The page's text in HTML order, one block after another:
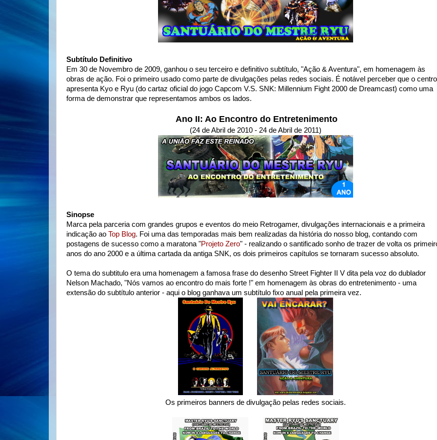
Subtítulo Definitivo
Em 30 de Novembro de 2009, ganhou o seu terceiro e definitivo subtítulo, "Ação & Aventura", em homenagem às
obras de ação. Foi o primeiro usado como parte de divulgações pelas redes sociais. É notável perceber que o centro
apresenta Kyo e Ryu (do cartaz oficial do jogo Capcom V.S. SNK: Millennium Fight 2000 de Dreamcast) como uma
forma de demonstrar que representamos ambos os lados.
Ano II: Ao Encontro do Entretenimento
(24 de Abril de 2010 - 24 de Abril de 2011)
Sinopse
Marca pela parceria com grandes grupos e eventos do meio Retrogamer, divulgações internacionais e a primeira
indicação ao Top Blog. Foi uma das temporadas mais bem realizadas da história do nosso blog, contando com
postagens de sucesso como a maratona "Projeto Zero" - realizando o santificado sonho de trazer de volta os
anos do ano 2000 e a última cartada da antiga SNK, os dois primeiros capítulos se tornaram sucesso absoluto.
O tema do subtitulo era uma homenagem a famosa frase do desenho Street Fighter II V dita pela voz do dublador
Nelson Machado, "Nós vamos ao encontro do mais forte !" em homenagem às obras do entretenimento - uma
extensão do subtítulo anterior - aqui o blog ganhava um subtítulo fixo anual pela primeira vez.
Os primeiros banners de divulgação pelas redes sociais.